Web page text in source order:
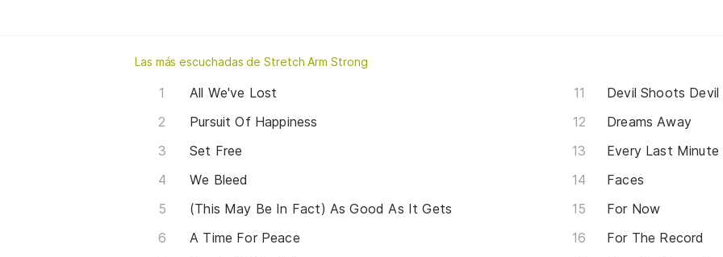
Las más escuchadas de Stretch Arm Strong
All We've Lost
Pursuit Of Happiness
Set Free
We Bleed
(This May Be In Fact) As Good As It Gets
A Time For Peace
Devil Shoots Devil
Dreams Away
Every Last Minute
Faces
For Now
For The Record